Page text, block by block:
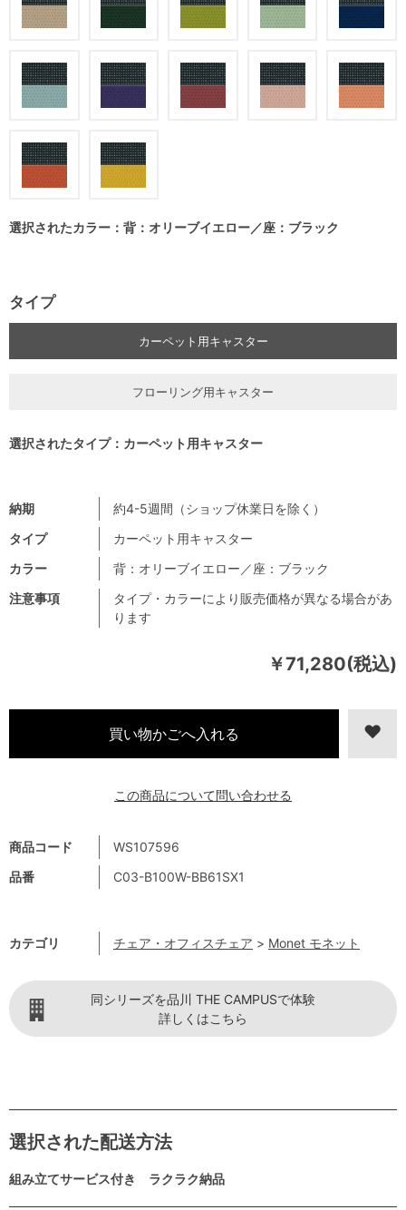
￥71,280(税込)
商品コード
WS107596
品番
C03-B100W-BB61SX1
カテゴリ チェア・オフィスチェア > Monet モネット
注意事項
タイプ・カラーにより販売価格が異なる場合があ
ります
納期
約4-5週間（ショップ休業日を除く）
タイプ
カーペット用キャスター
カラー
背：オリーブイエロー／座：ブラック
選択されたカラー：背：オリーブイエロー／座：ブラック
タイプ
カーペット用キャスター
フローリング用キャスター
選択されたタイプ：カーペット用キャスター
この商品について問い合わせる
同シリーズを品川 THE CAMPUSで体験
詳しくはこちら
選択された配送方法
組み立てサービス付き ラクラク納品